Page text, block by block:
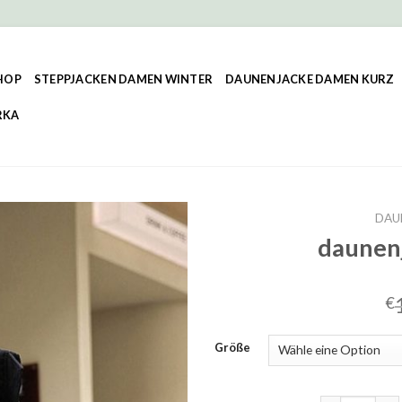
STEPPJACKEN DAMEN WINTER DAUNENJACKE DAMEN KURZ
€
Größe